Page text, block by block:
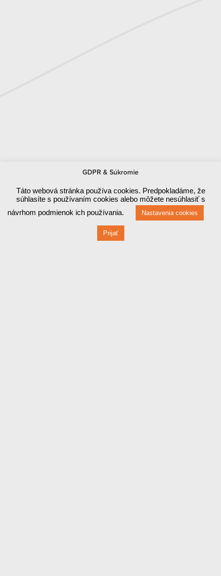
GDPR & Súkromie
Táto webová stránka používa cookies. Predpokladáme, že
súhlasíte s používaním cookies alebo môžete nesúhlasiť s
návrhom podmienok ich používania.
Nastavenia cookies
Prijať